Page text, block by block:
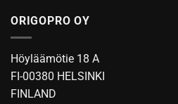
useampi
Voit
valinnat
ORIGOPRO OY
Höyläämötie 18 A
FI-00380 HELSINKI
FINLAND